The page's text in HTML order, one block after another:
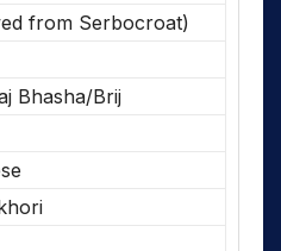
from Serbocroat)
Bhasha/Brij